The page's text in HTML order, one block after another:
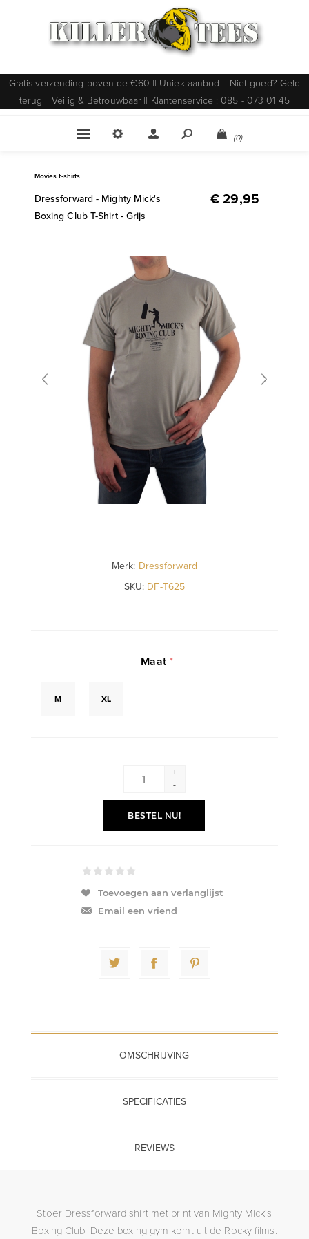
Gratis verzending boven de €60 || Uniek aanbod || Niet goed? Geld
terug || Veilig & Betrouwbaar || Klantenservice : 085 - 073 01 45
(0)
Movies t-shirts
Dressforward - Mighty Mick's
Boxing Club T-Shirt - Grijs
€ 29,95
Merk: Dressforward
SKU: DF-T625
Maat*
M XL
+
-
BESTEL NU!
Toevoegen aan verlanglijst
Email een vriend
OMSCHRIJVING
SPECIFICATIES
REVIEWS
Stoer Dressforward shirt met print van Mighty Mick's
Boxing Club. Deze boxing gym komt uit de Rocky films.